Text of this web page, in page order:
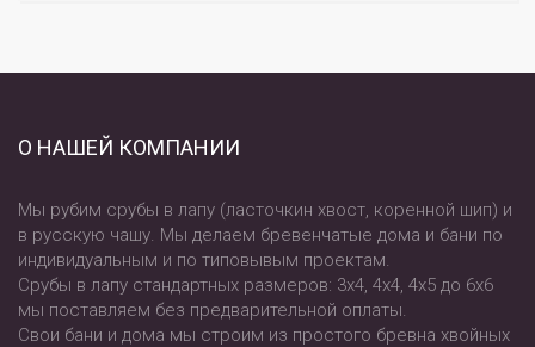
О НАШЕЙ КОМПАНИИ
Мы рубим срубы в лапу (ласточкин хвост, коренной шип) и
в русскую чашу. Мы делаем бревенчатые дома и бани по
индивидуальным и по типовывым проектам.
Срубы в лапу стандартных размеров: 3х4, 4х4, 4х5 до 6х6
мы поставляем без предварительной оплаты.
Свои бани и дома мы строим из простого бревна хвойных